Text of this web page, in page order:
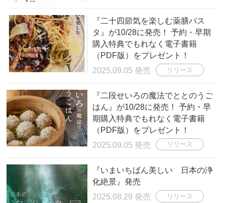
『二十四節気を楽しむ薬膳パス
タ』が10/28に発売！ 予約・早期
購入特典でもれなく電子書籍
（PDF版）をプレゼント！
2025.09.05 発売
リリース
『二段せいろの魔法でととのうご
はん』が10/28に発売！ 予約・早
期購入特典でもれなく電子書籍
（PDF版）をプレゼント！
2025.09.05 発売
リリース
『いまいちばん美しい 日本の浄
化絶景』発売
2025.08.29 発売
リリース